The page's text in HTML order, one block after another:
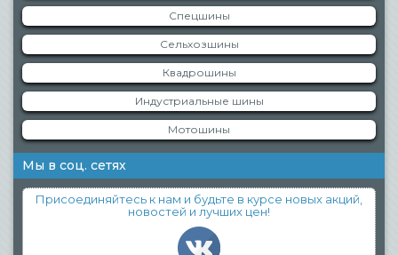
Спецшины
Сельхозшины
Квадрошины
Индустриальные шины
Мотошины
Мы в соц. сетях
Присоединяйтесь к нам и будьте в курсе новых акций,
новостей и лучших цен!